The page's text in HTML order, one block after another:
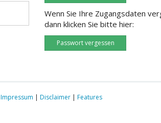
Wenn Sie Ihre Zugangsdaten
dann klicken Sie bitte hier:
Passwort vergessen
Impressum | Disclaimer| Features